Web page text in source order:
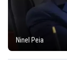
Ninel Peia